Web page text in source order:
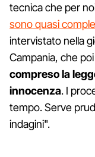
tecnica che per
sono quasi
intervistato nella
Campania, che
compreso la
innocenza. I
tempo. Serve
indagini".